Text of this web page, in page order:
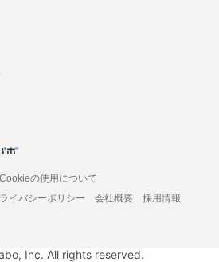
Cookieの使用について
イバシーポリシー 会社概要
採用情報
Inc. All rights reserved.